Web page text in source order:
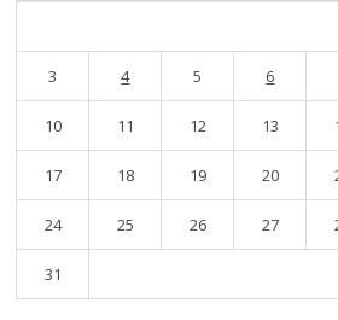
3 4 5 6
10 11 12 13
17 18 19 20
24 25 26 27
31